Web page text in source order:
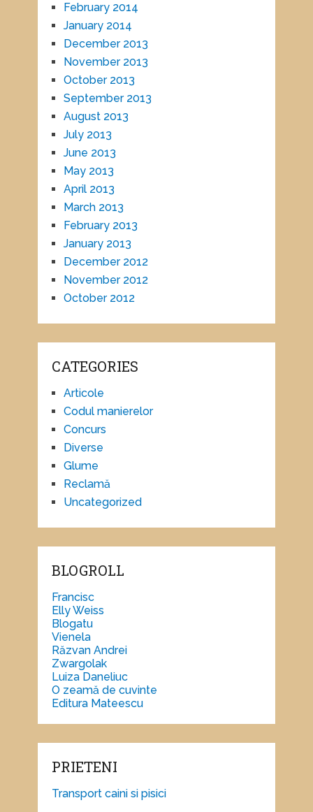
February 2014
January 2014
December 2013
November 2013
October 2013
September 2013
August 2013
July 2013
June 2013
May 2013
April 2013
March 2013
February 2013
January 2013
December 2012
November 2012
October 2012
CATEGORIES
Articole
Codul manierelor
Concurs
Diverse
Glume
Reclamă
Uncategorized
BLOGROLL
Francisc
Elly Weiss
Blogatu
Vienela
Răzvan Andrei
Zwargolak
Luiza Daneliuc
O zeamă de cuvinte
Editura Mateescu
PRIETENI
Transport caini si pisici